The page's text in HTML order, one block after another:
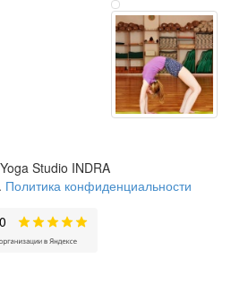
Yoga Studio INDRA
Политика конфиденциальности